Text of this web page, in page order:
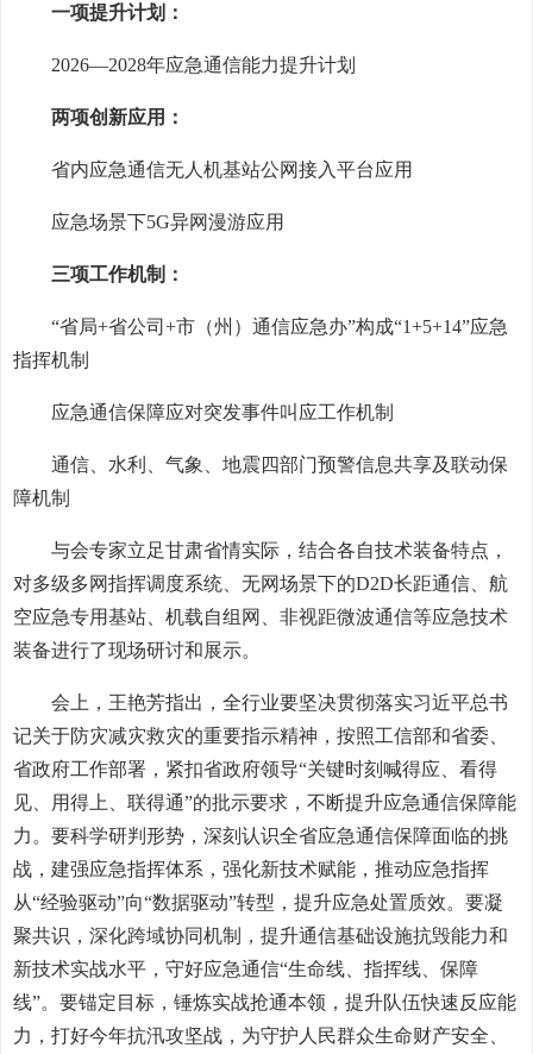
一项提升计划：
2026—2028年应急通信能力提升计划
两项创新应用：
省内应急通信无人机基站公网接入平台应用
应急场景下5G异网漫游应用
三项工作机制：
“省局+省公司+市（州）通信应急办”构成“1+5+14”应急
指挥机制
应急通信保障应对突发事件叫应工作机制
通信、水利、气象、地震四部门预警信息共享及联动保
障机制
与会专家立足甘肃省情实际，结合各自技术装备特点，
对多级多网指挥调度系统、无网场景下的D2D长距通信、航
空应急专用基站、机载自组网、非视距微波通信等应急技术
装备进行了现场研讨和展示。
会上，王艳芳指出，全行业要坚决贯彻落实习近平总书
记关于防灾减灾救灾的重要指示精神，按照工信部和省委、
省政府工作部署，紧扣省政府领导“关键时刻喊得应、看得
见、用得上、联得通”的批示要求，不断提升应急通信保障能
力。要科学研判形势，深刻认识全省应急通信保障面临的挑
战，建强应急指挥体系，强化新技术赋能，推动应急指挥
从“经验驱动”向“数据驱动”转型，提升应急处置质效。要凝
聚共识，深化跨域协同机制，提升通信基础设施抗毁能力和
新技术实战水平，守好应急通信“生命线、指挥线、保障
线”。要锚定目标，锤炼实战抢通本领，提升队伍快速反应能
力，打好今年抗汛攻坚战，为守护人民群众生命财产安全、